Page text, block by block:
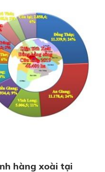
hàng xoài tại